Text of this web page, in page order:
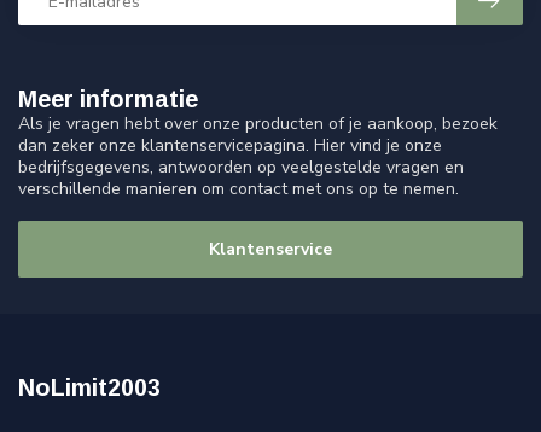
Meer informatie
Als je vragen hebt over onze producten of je aankoop, bezoek
dan zeker onze klantenservicepagina. Hier vind je onze
bedrijfsgegevens, antwoorden op veelgestelde vragen en
verschillende manieren om contact met ons op te nemen.
Klantenservice
NoLimit2003